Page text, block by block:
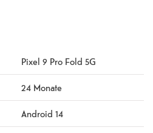
Pixel 9 Pro Fold 5G
24 Monate
Android 14